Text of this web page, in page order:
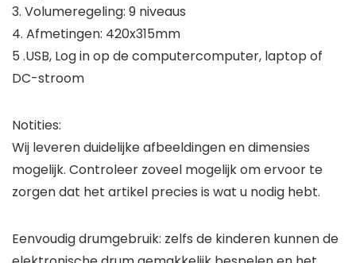
3. Volumeregeling: 9 niveaus
4. Afmetingen: 420x315mm
5 .USB, Log in op de computercomputer, laptop of
DC-stroom
Notities:
Wij leveren duidelijke afbeeldingen en dimensies
mogelijk. Controleer zoveel mogelijk om ervoor te
zorgen dat het artikel precies is wat u nodig hebt.
Eenvoudig drumgebruik: zelfs de kinderen kunnen de